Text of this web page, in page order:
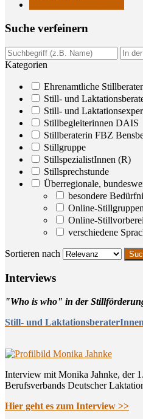
Suche ver­fei­nern
Kategorien
Ehrenamtliche
Still- und
Still- und
Stillbegleiterinnen DAIS
Stillberaterin FBZ
Stillgruppe
StillspezialistInnen (R)
Stillsprechstunde
Überregionale,
besondere
Online-Stillgruppen
Online-
verschiedene
Sortieren nach
Inter­views
"Who is who" in der
Still- und
Interview mit Monika Jahnke, der
Berufsverbands Deutscher
Hier geht es zum Interview >>